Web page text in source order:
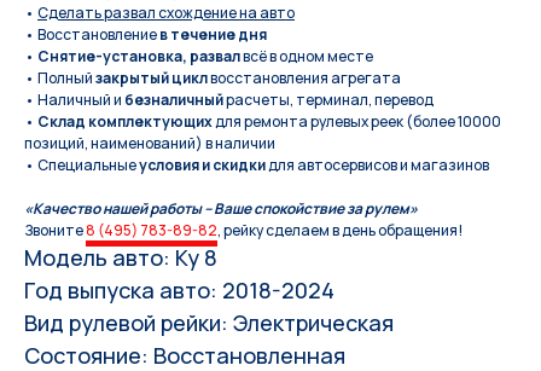
• Сделать развал схождение на авто
• Восстановлениев течение дня
• Снятие-установка, развалвсё в одном месте
• Полныйзакрытый циклвосстановления агрегата
• Наличный и безналичныйрасчеты, терминал, перевод
• Склад комплектующихдля ремонта рулевых реек (более 10000
позиций, наименований) в наличии
• Специальныеусловия и скидкидля автосервисов и магазинов
«Качество нашей работы – Ваше спокойствие за рулем»
Звоните8 (495) 783-89-82, рейку сделаем в день обращения!
Модель авто: Ку 8
Год выпуска авто: 2018-2024
Вид рулевой рейки: Электрическая
Состояние: Восстановленная